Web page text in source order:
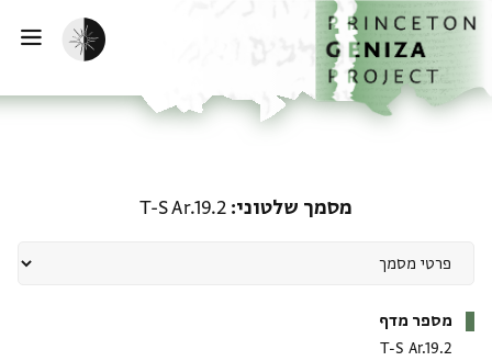
לתוכןהבית
הפעלת מצב כהה
מסמך שלטוני T-S Ar.19.2
מספר מדף
T-S Ar.19.2